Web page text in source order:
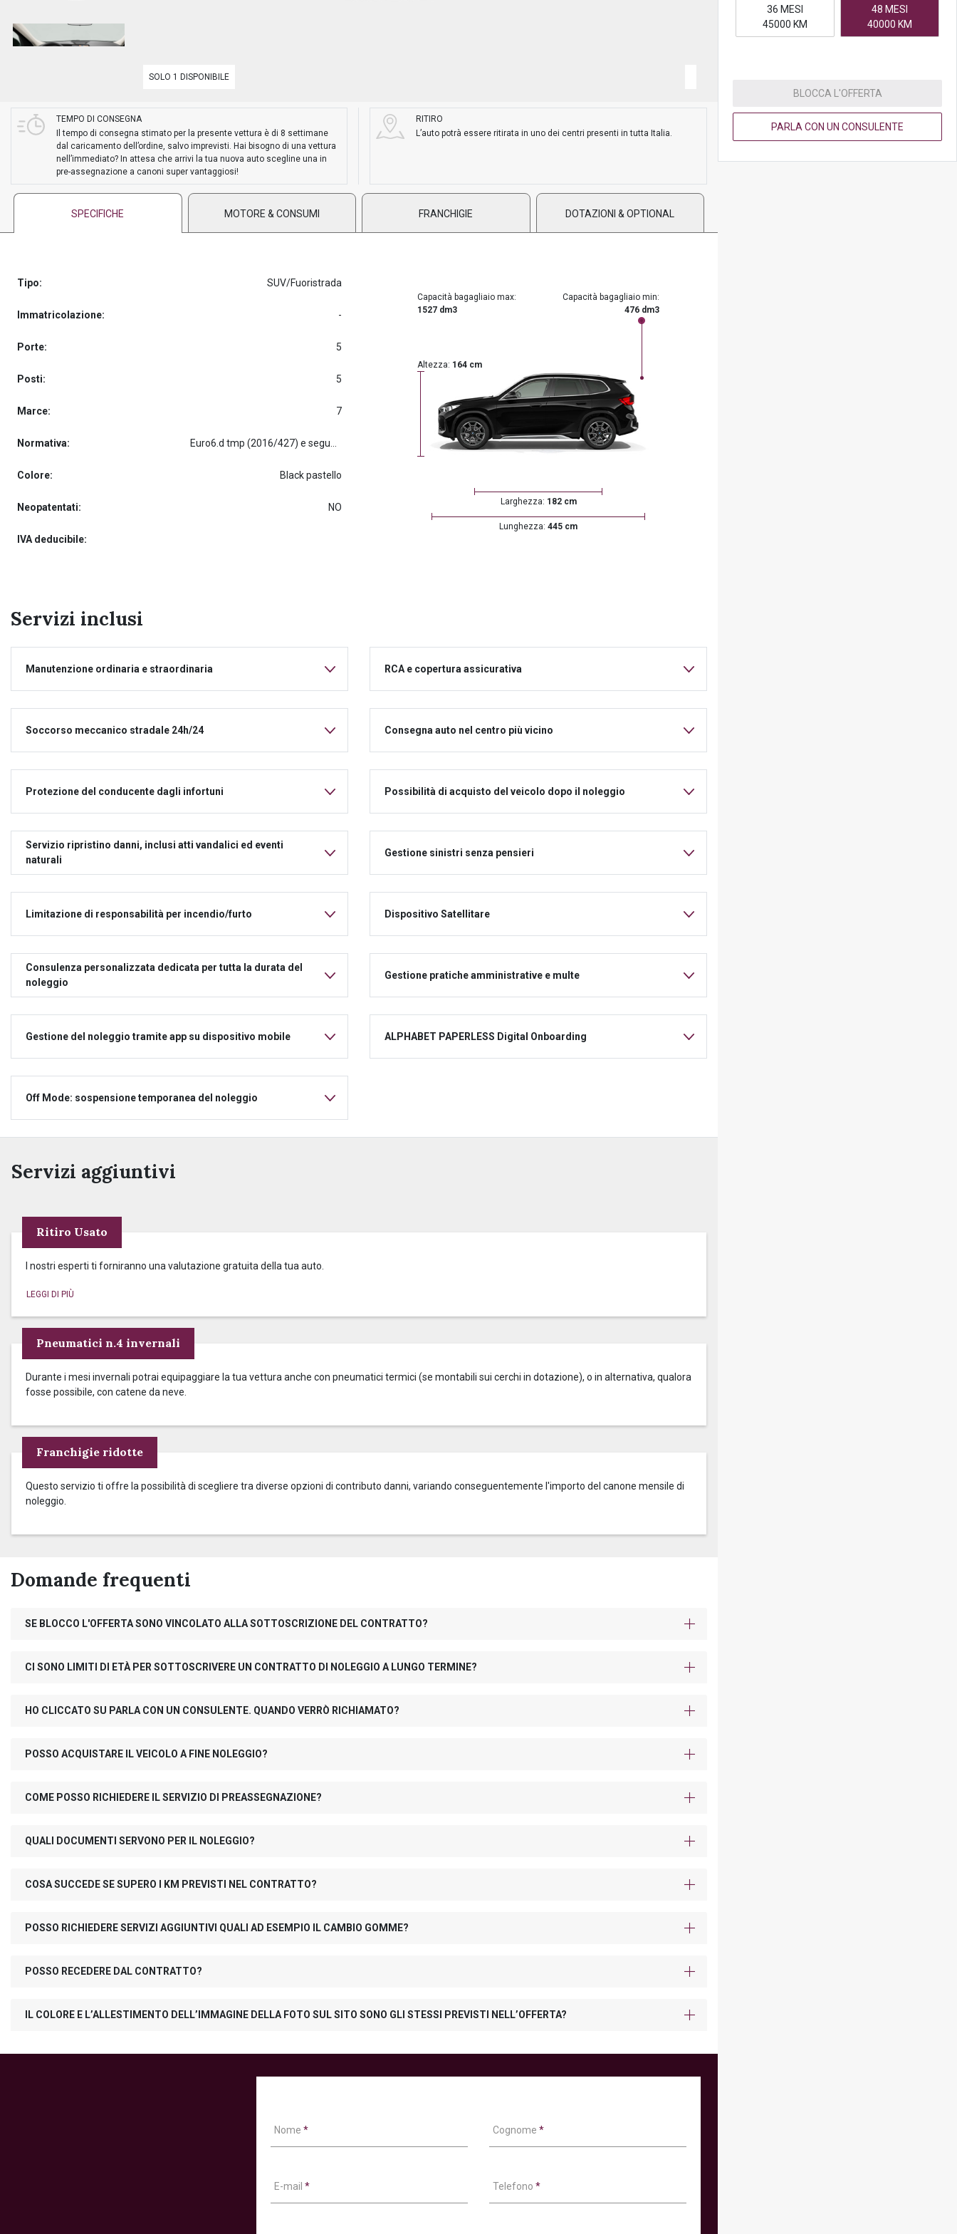
36 MESI
45000 KM
48 MESI
40000 KM
BLOCCA L'OFFERTA
PARLA CON UN CONSULENTE
SOLO 1 DISPONIBILE
TEMPO DI CONSEGNA
Il tempo di consegna stimato per la presente vettura è di 8 settimane
dal caricamento dell’ordine, salvo imprevisti. Hai bisogno di una vettura
nell’immediato? In attesa che arrivi la tua nuova auto scegline una in
pre-assegnazione a canoni super vantaggiosi!
RITIRO
L’auto potrà essere ritirata in uno dei centri presenti in tutta Italia.
SPECIFICHE MOTORE & CONSUMI FRANCHIGIE DOTAZIONI & OPTIONAL
Tipo: SUV/Fuoristrada
Immatricolazione: -
Porte: 5
Posti: 5
Marce: 7
Normativa:
Colore: Black pastello
Neopatentati: NO
IVA deducibile:
Capacità bagagliaio max:
1527 dm3
Capacità bagagliaio min:
476 dm3
Altezza: 164 cm
Larghezza: 182 cm
Lunghezza: 445 cm
Servizi inclusi
Manutenzione ordinaria e straordinaria RCA e copertura assicurativa
Soccorso meccanico stradale 24h/24 Consegna auto nel centro più vicino
Protezione del conducente dagli infortuni Possibilità di acquisto del veicolo dopo il noleggio
Servizio ripristino danni, inclusi atti vandalici ed eventi
naturali
Gestione sinistri senza pensieri
Limitazione di responsabilità per incendio/furto Dispositivo Satellitare
Consulenza personalizzata dedicata per tutta la durata del
noleggio
Gestione pratiche amministrative e multe
Gestione del noleggio tramite app su dispositivo mobile ALPHABET PAPERLESS Digital Onboarding
Off Mode: sospensione temporanea del noleggio
Servizi aggiuntivi
Ritiro Usato
I nostri esperti ti forniranno una valutazione gratuita della tua auto.
Pneumatici n.4 invernali
Durante i mesi invernali potrai equipaggiare la tua vettura anche con pneumatici termici (se montabili sui cerchi in dotazione), o in alternativa, qualora
fosse possibile, con catene da neve.
Franchigie ridotte
Questo servizio ti offre la possibilità di scegliere tra diverse opzioni di contributo danni, variando conseguentemente l'importo del canone mensile di
noleggio.
Domande frequenti
SE BLOCCO L'OFFERTA SONO VINCOLATO ALLA SOTTOSCRIZIONE DEL CONTRATTO?
CI SONO LIMITI DI ETÀ PER SOTTOSCRIVERE UN CONTRATTO DI NOLEGGIO A LUNGO TERMINE?
HO CLICCATO SU PARLA CON UN CONSULENTE. QUANDO VERRÒ RICHIAMATO?
POSSO ACQUISTARE IL VEICOLO A FINE NOLEGGIO?
COME POSSO RICHIEDERE IL SERVIZIO DI PREASSEGNAZIONE?
QUALI DOCUMENTI SERVONO PER IL NOLEGGIO?
COSA SUCCEDE SE SUPERO I KM PREVISTI NEL CONTRATTO?
POSSO RICHIEDERE SERVIZI AGGIUNTIVI QUALI AD ESEMPIO IL CAMBIO GOMME?
POSSO RECEDERE DAL CONTRATTO?
IL COLORE E L’ALLESTIMENTO DELL’IMMAGINE DELLA FOTO SUL SITO SONO GLI STESSI PREVISTI NELL’OFFERTA?
Nome * Cognome *
E-mail * Telefono *
PREASSEGNAZIONE